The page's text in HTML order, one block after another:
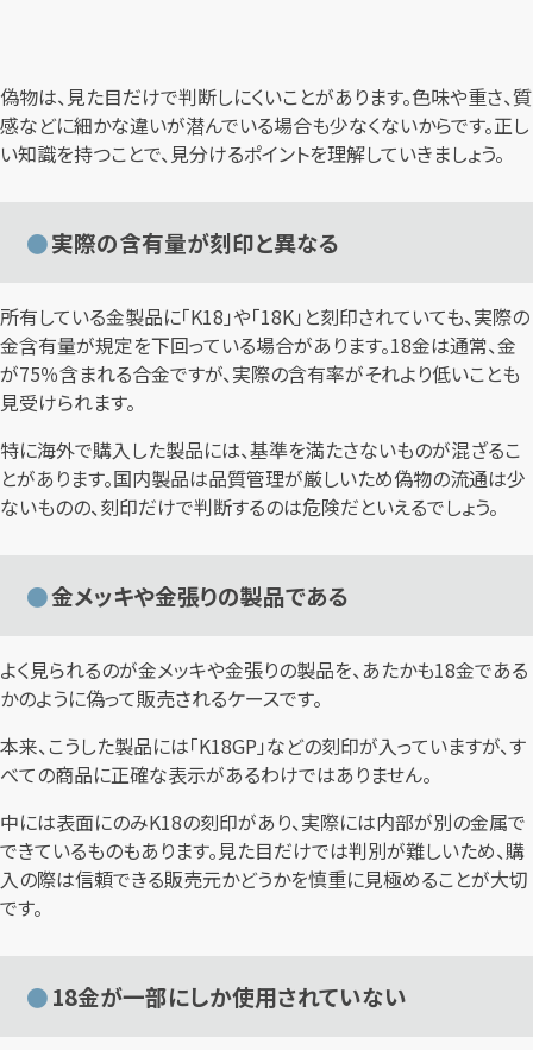
偽物は、見た目だけで判断しにくいことがあります。色味や重さ、質
感などに細かな違いが潜んでいる場合も少なくないからです。正し
い知識を持つことで、見分けるポイントを理解していきましょう。
実際の含有量が刻印と異なる
所有している金製品に「K18」や「18K」と刻印されていても、実際の
金含有量が規定を下回っている場合があります。18金は通常、金
が75％含まれる合金ですが、実際の含有率がそれより低いことも
見受けられます。
特に海外で購入した製品には、基準を満たさないものが混ざるこ
とがあります。国内製品は品質管理が厳しいため偽物の流通は少
ないものの、刻印だけで判断するのは危険だといえるでしょう。
金メッキや金張りの製品である
よく見られるのが金メッキや金張りの製品を、あたかも18金である
かのように偽って販売されるケースです。
本来、こうした製品には「K18GP」などの刻印が入っていますが、す
べての商品に正確な表示があるわけではありません。
中には表面にのみK18の刻印があり、実際には内部が別の金属で
できているものもあります。見た目だけでは判別が難しいため、購
入の際は信頼できる販売元かどうかを慎重に見極めることが大切
です。
18金が一部にしか使用されていない